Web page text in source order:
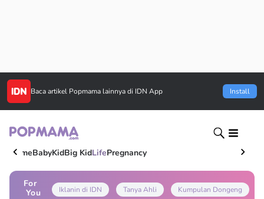
Baca artikel Popmama lainnya di IDN App Install
HomeBabyKidBig KidLifePregnancy
For
You
Iklanin di IDN Tanya Ahli Kumpulan Dongeng